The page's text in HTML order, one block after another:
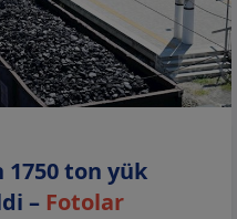
1750 ton yük
– Fotolar